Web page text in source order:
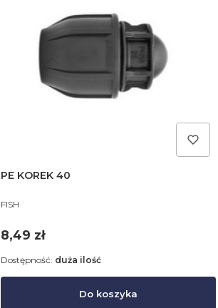
PE KOREK 40
PRODUCENT
FISH
Cena
8,49 zł
Do koszyka
Dostępność: duża ilość